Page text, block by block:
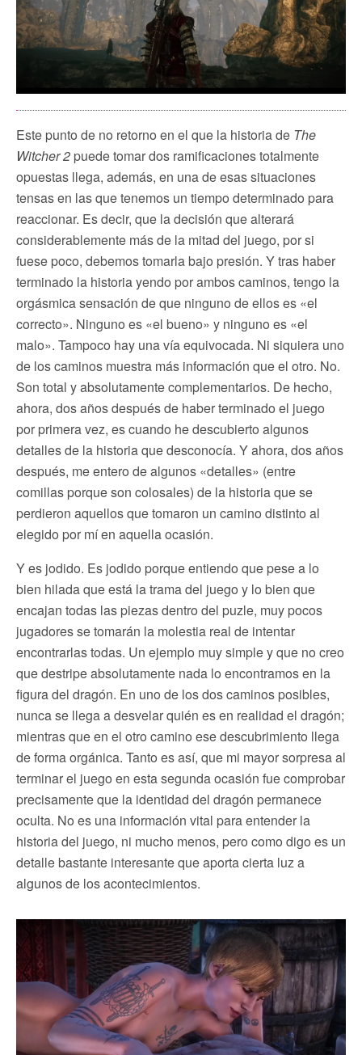
Este punto de no retorno en el que la historia de The
Witcher 2 puede tomar dos ramificaciones totalmente
opuestas llega, además, en una de esas situaciones
tensas en las que tenemos un tiempo determinado para
reaccionar. Es decir, que la decisión que alterará
considerablemente más de la mitad del juego, por si
fuese poco, debemos tomarla bajo presión. Y tras haber
terminado la historia yendo por ambos caminos, tengo la
orgásmica sensación de que ninguno de ellos es «el
correcto». Ninguno es «el bueno» y ninguno es «el
malo». Tampoco hay una vía equivocada. Ni siquiera uno
de los caminos muestra más información que el otro. No.
Son total y absolutamente complementarios. De hecho,
ahora, dos años después de haber terminado el juego
por primera vez, es cuando he descubierto algunos
detalles de la historia que desconocía. Y ahora, dos años
después, me entero de algunos «detalles» (entre
comillas porque son colosales) de la historia que se
perdieron aquellos que tomaron un camino distinto al
elegido por mí en aquella ocasión.
Y es jodido. Es jodido porque entiendo que pese a lo
bien hilada que está la trama del juego y lo bien que
encajan todas las piezas dentro del puzle, muy pocos
jugadores se tomarán la molestia real de intentar
encontrarlas todas. Un ejemplo muy simple y que no creo
que destripe absolutamente nada lo encontramos en la
figura del dragón. En uno de los dos caminos posibles,
nunca se llega a desvelar quién es en realidad el dragón;
mientras que en el otro camino ese descubrimiento llega
de forma orgánica. Tanto es así, que mi mayor sorpresa al
terminar el juego en esta segunda ocasión fue comprobar
precisamente que la identidad del dragón permanece
oculta. No es una información vital para entender la
historia del juego, ni mucho menos, pero como digo es un
detalle bastante interesante que aporta cierta luz a
algunos de los acontecimientos.